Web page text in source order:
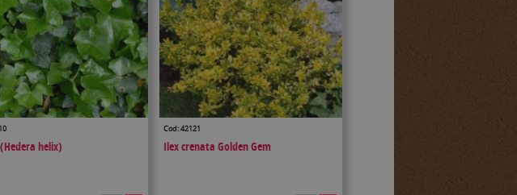
helix)
Cod: 42121
Ilex crenata Golden Gem